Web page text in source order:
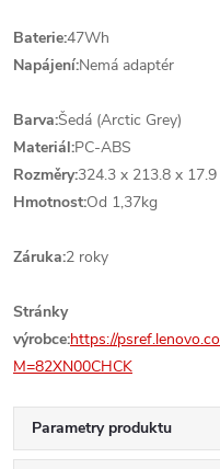
Baterie:47Wh
Napájení:Nemá adaptér
Barva:Šedá (Arctic Grey)
Materiál:PC-ABS
Rozměry:324.3 x 213.8 x
Hmotnost:Od 1,37kg
Záruka:2 roky
Stránky
výrobce:https://
M=82XN00CHCK
Parametry produktu